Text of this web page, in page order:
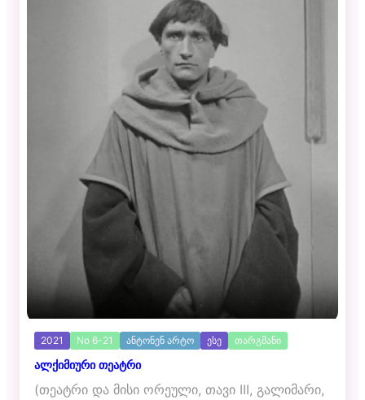
2021 No 6-21 ანტონენ არტო ესე თარგმანი
ალქიმიური თეატრი
(თეატრი და მისი ორეული, თავი III, გალიმარი,